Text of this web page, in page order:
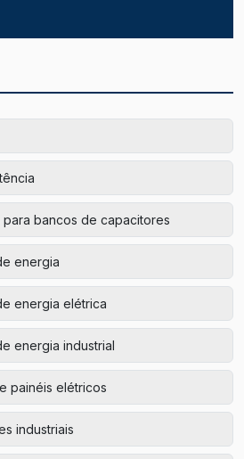
para bancos de capacitores
energia
energia elétrica
energia industrial
painéis elétricos
industriais